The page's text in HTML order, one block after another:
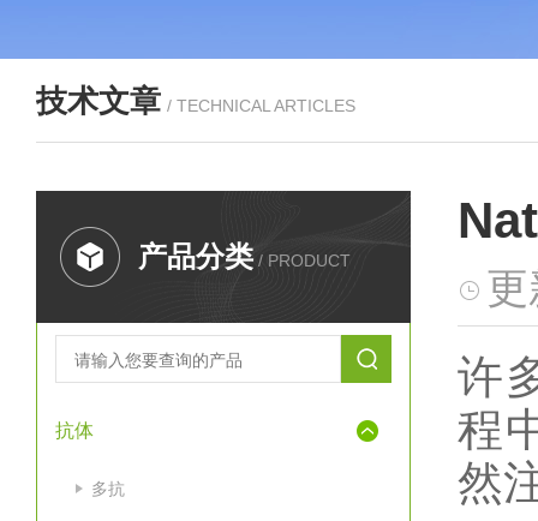
技术文章 / TECHNICAL ARTICLES
产品分类 / PRODUCT
抗体
多抗
许
程
然